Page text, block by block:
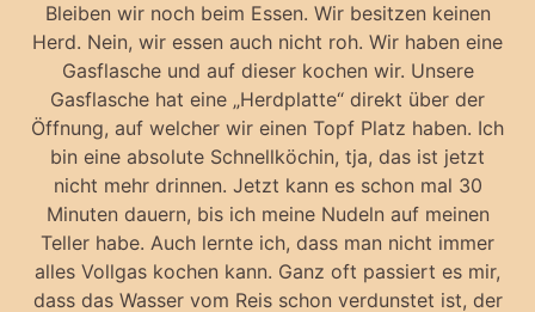
Bleiben wir noch beim Essen. Wir besitzen keinen
Herd. Nein, wir essen auch nicht roh. Wir haben eine
Gasflasche und auf dieser kochen wir. Unsere
Gasflasche hat eine „Herdplatte“ direkt über der
Öffnung, auf welcher wir einen Topf Platz haben. Ich
bin eine absolute Schnellköchin, tja, das ist jetzt
nicht mehr drinnen. Jetzt kann es schon mal 30
Minuten dauern, bis ich meine Nudeln auf meinen
Teller habe. Auch lernte ich, dass man nicht immer
alles Vollgas kochen kann. Ganz oft passiert es mir,
dass das Wasser vom Reis schon verdunstet ist, der